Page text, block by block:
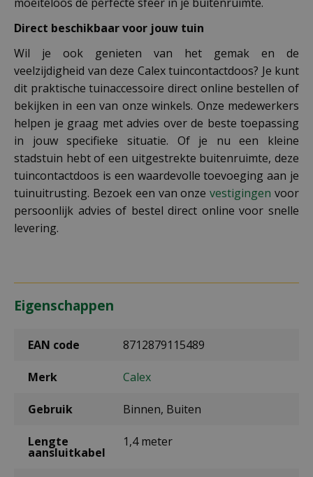
Direct beschikbaar voor jouw tuin
Wil je ook genieten van het gemak en de
veelzijdigheid van deze Calex tuincontactdoos? Je kunt
dit praktische tuinaccessoire direct online bestellen of
bekijken in een van onze winkels. Onze medewerkers
helpen je graag met advies over de beste toepassing
in jouw specifieke situatie. Of je nu een kleine
stadstuin hebt of een uitgestrekte buitenruimte, deze
tuincontactdoos is een waardevolle toevoeging aan je
tuinuitrusting. Bezoek een van onzevestigingen voor
persoonlijk advies of bestel direct online voor snelle
levering.
Eigenschappen
EAN code 8712879115489
Merk Calex
Gebruik Binnen, Buiten
Lengte
aansluitkabel
1,4 meter